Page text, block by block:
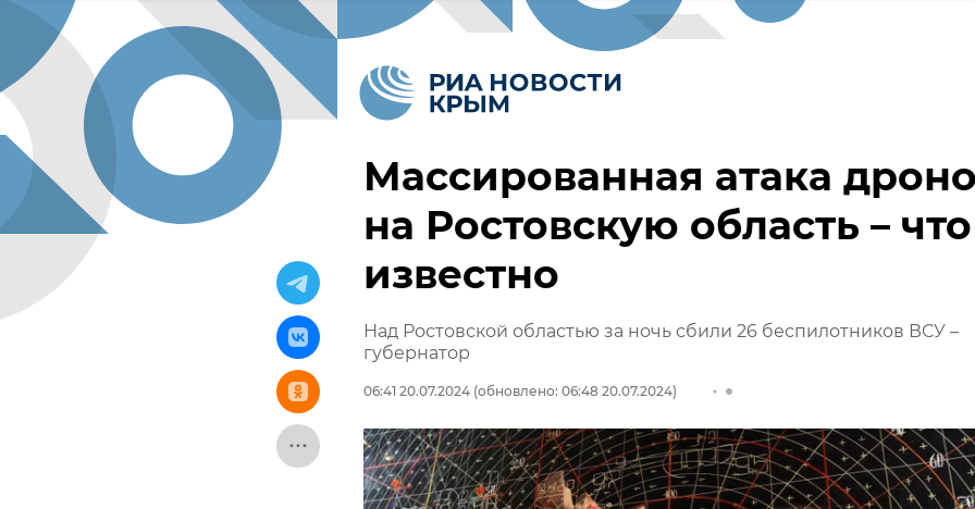
Массированная атака
на Ростовскую область – что
известно
Над Ростовской областью за ночь сбили 26 беспилотников ВСУ –
губернатор
06:41 20.07.2024 (обновлено: 06:48 20.07.2024)